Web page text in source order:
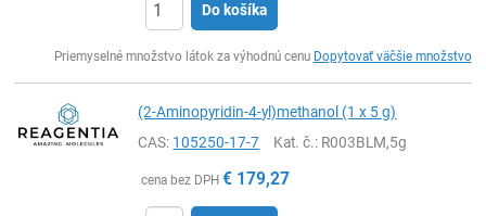
Do košíka
Priemyselné množstvo látok za výhodnú cenu Dopytovať väčšie množstvo
(2-Aminopyridin-4-yl)methanol (1 x 5 g)
CAS: 105250-17-7 Kat. č.: R003BLM,5g
cena bez DPH € 179,27